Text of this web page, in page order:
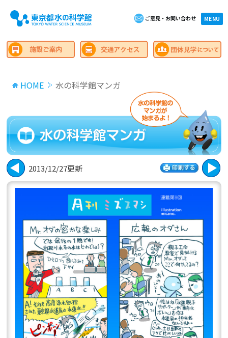
ご意見・お問い合わせ MENU
×close
HOME 水の科学館マンガ
2013/12/27更新